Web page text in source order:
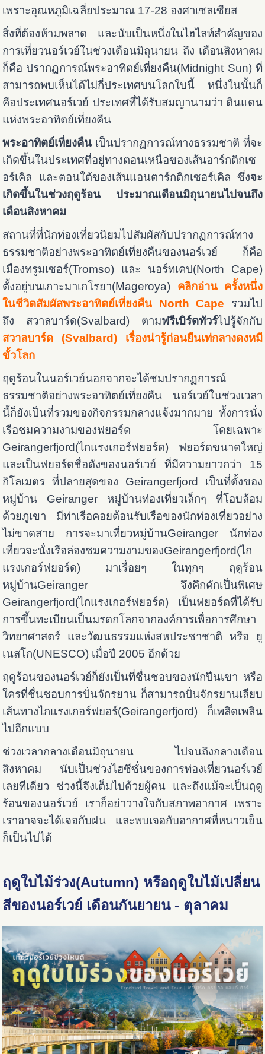
เพราะอุณหภูมิเฉลี่ยประมาณ 17-28 องศาเซลเซียส
สิ่งที่ต้องห้ามพลาด และนับเป็นหนึ่งในไฮไลท์สำคัญของ
การเที่ยวนอร์เวย์ในช่วงเดือนมิถุนายน ถึง เดือนสิงหาคม
ก็คือ ปรากฏการณ์พระอาทิตย์เที่ยงคืน(Midnight Sun) ที่
สามารถพบเห็นได้ไม่กี่ประเทศบนโลกใบนี้ หนึ่งในนั้นก็
คือประเทศนอร์เวย์ ประเทศที่ได้รับสมญานามว่า ดินแดน
แห่งพระอาทิตย์เที่ยงคืน
พระอาทิตย์เที่ยงคืน เป็นปรากฏการณ์ทางธรรมชาติ ที่จะ
เกิดขึ้นในประเทศที่อยู่ทางตอนเหนือของเส้นอาร์กติกเซ
อร์เคิล และตอนใต้ของเส้นแอนตาร์กติกเซอร์เคิล ซึ่งจะ
เกิดขึ้นในช่วงฤดูร้อน ประมาณเดือนมิถุนายนไปจนถึง
เดือนสิงหาคม
สถานที่ที่นักท่องเที่ยวนิยมไปสัมผัสกับปรากฏการณ์ทาง
ธรรมชาติอย่างพระอาทิตย์เที่ยงคืนของนอร์เวย์ ก็คือ
เมืองทรูมเซอร์(Tromso) และ นอร์ทเคป(North Cape)
ตั้งอยู่บนเกาะมาเกโรยา(Mageroya) คลิกอ่าน ครั้งหนึ่ง
ในชีวิตสัมผัสพระอาทิตย์เที่ยงคืน North Cape
รวมไป
ถึง สวาลบาร์ด(Svalbard) ตามฟรีเบิร์ดทัวร์ไปรู้จักกับ
สวาลบาร์ด (Svalbard) เรื่องน่ารู้ก่อนยืนเท่กลางดงหมี
ขั้วโลก
ฤดูร้อนในนอร์เวย์นอกจากจะได้ชมปรากฏการณ์
ธรรมชาติอย่างพระอาทิตย์เที่ยงคืน นอร์เวย์ในช่วงเวลา
นี้ก็ยังเป็นที่รวมของกิจกรรมกลางแจ้งมากมาย ทั้งการนั่ง
เรือชมความงามของฟยอร์ด โดยเฉพาะ
Geirangerfjord(ไกแรงเกอร์ฟยอร์ด) ฟยอร์ดขนาดใหญ่
และเป็นฟยอร์ดชื่อดังของนอร์เวย์ ที่มีความยาวกว่า 15
กิโลเมตร ที่ปลายสุดของ Geirangerfjord เป็นที่ตั้งของ
หมู่บ้าน Geiranger หมู่บ้านท่องเที่ยวเล็กๆ ที่โอบล้อม
ด้วยภูเขา มีท่าเรือคอยต้อนรับเรือของนักท่องเที่ยวอย่าง
ไม่ขาดสาย การจะมาเที่ยวหมู่บ้านGeiranger นักท่อง
เที่ยวจะนั่งเรือล่องชมความงามของGeirangerfjord(ไก
แรงเกอร์ฟยอร์ด) มาเรื่อยๆ ในทุกๆ ฤดูร้อน
หมู่บ้านGeiranger จึงคึกคักเป็นพิเศษ
Geirangerfjord(ไกแรงเกอร์ฟยอร์ด) เป็นฟยอร์ดที่ได้รับ
การขึ้นทะเบียนเป็นมรดกโลกจากองค์การเพื่อการศึกษา
วิทยาศาสตร์ และวัฒนธรรมแห่งสหประชาชาติ หรือ ยู
เนสโก(UNESCO) เมื่อปี 2005 อีกด้วย
ฤดูร้อนของนอร์เวย์ก็ยังเป็นที่ชื่นชอบของนักปีนเขา หรือ
ใครที่ชื่นชอบการปั่นจักรยาน ก็สามารถปั่นจักรยานเลียบ
เส้นทางไกแรงเกอร์ฟยอร์(Geirangerfjord) ก็เพลิดเพลิน
ไปอีกแบบ
ช่วงเวลากลางเดือนมิถุนายน ไปจนถึงกลางเดือน
สิงหาคม นับเป็นช่วงไฮซีซั่นของการท่องเที่ยวนอร์เวย์
เลยทีเดียว ช่วงนี้จึงเต็มไปด้วยผู้คน และถึงแม้จะเป็นฤดู
ร้อนของนอร์เวย์ เราก็อย่าวางใจกับสภาพอากาศ เพราะ
เราอาจจะได้เจอกับฝน และพบเจอกับอากาศที่หนาวเย็น
ก็เป็นไปได้
ฤดูใบไม้ร่วง(Autumn) หรือฤดูใบไม้เปลี่ยน
สีของนอร์เวย์ เดือนกันยายน - ตุลาคม